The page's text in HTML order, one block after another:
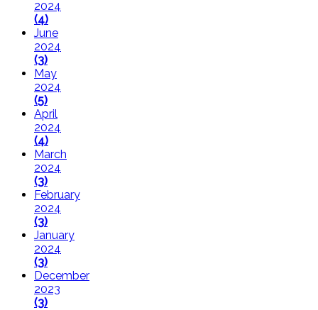
2024
(4)
June
2024
(3)
May
2024
(5)
April
2024
(4)
March
2024
(3)
February
2024
(3)
January
2024
(3)
December
2023
(3)